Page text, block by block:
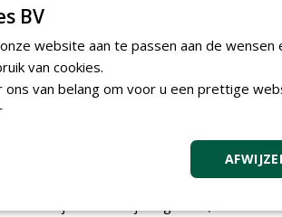
stukje moeilijker of uitgebreider. Ook
In eerste instantie mag dat met een
in het laatste jaar wordt het een
'In het eerste jaar hoefde ik thuis weinig
ik al aardig wat. Maar de tuin die we in het
wat kruim gekost. Dat jaar was soms
jaar aan bod, zodat beginnende
het tweede jaar', zo vervolgt Wellens, 'valt
derde jaar natuurlijk nog meer; dan kunnen
BV
website aan te passen aan de wensen
van cookies.
van belang om voor u een prettige